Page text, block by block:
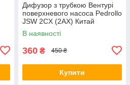
Дифузор з трубкою Вентурі
поверхневого насоса Pedrollo
JSW 2CX (2AX) Китай
В наявності
360 ₴ 450 ₴
Купити